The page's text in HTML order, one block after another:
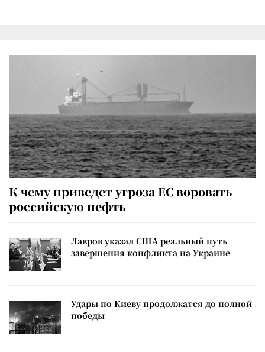
К чему приведет угроза ЕС воровать
российскую нефть
Лавров указал США реальный путь
завершения конфликта на Украине
Удары по Киеву продолжатся до полной
победы